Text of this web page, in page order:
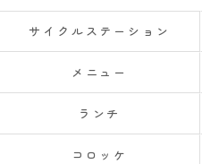
サイクルステーション
メニュー
ランチ
コロッケ